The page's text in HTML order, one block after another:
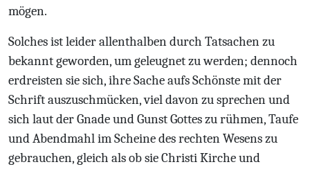
mögen.
Solches ist leider allenthalben durch Tatsachen zu
bekannt geworden, um geleugnet zu werden; dennoch
erdreisten sie sich, ihre Sache aufs Schönste mit der
Schrift auszuschmücken, viel davon zu sprechen und
sich laut der Gnade und Gunst Gottes zu rühmen, Taufe
und Abendmahl im Scheine des rechten Wesens zu
gebrauchen, gleich als ob sie Christi Kirche und